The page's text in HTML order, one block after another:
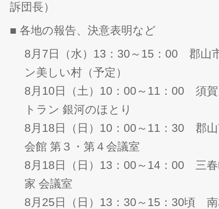
訴団長）
■ 各地の報告、決意表明など
8月7日（水）13：30～15：00 郡
ン美しい村（予定）
8月10日（土）10：00～11：00 須
トラン 銀河のほとり
8月18日（日）10：00～11：30 郡
会館 第３・第４会議室
8月18日（日）13：00～14：00 三
家 会議室
8月25日（日）13：30～15：30頃